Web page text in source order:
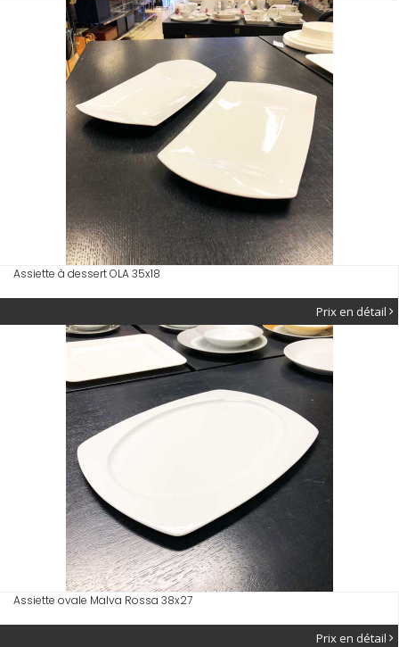
Assiette à dessert OLA 35x18
Prix en détail
Assiette ovale Malva Rossa 38x27
Prix en détail